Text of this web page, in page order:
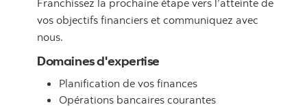
Franchissez la prochaine étape vers l’atteinte de
vos objectifs financiers et communiquez avec
nous.
Domaines d'expertise
Planification de vos finances
Opérations bancaires courantes